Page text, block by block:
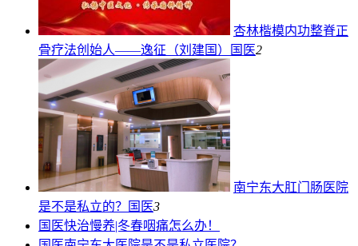
杏林楷模内功整脊正
骨疗法创始人——逸征（刘建国）
国医2
南宁东大肛门肠医院
是不是私立的？
国医3
国医快治慢养|冬春咽痛怎么办！